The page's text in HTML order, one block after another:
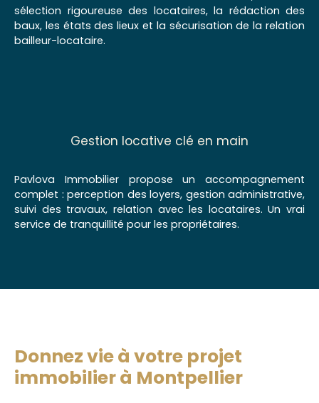
sélection rigoureuse des locataires, la rédaction des
baux, les états des lieux et la sécurisation de la relation
bailleur-locataire.
Gestion locative clé en main
Pavlova Immobilier propose un accompagnement
complet : perception des loyers, gestion administrative,
suivi des travaux, relation avec les locataires. Un vrai
service de tranquillité pour les propriétaires.
Donnez vie à votre projet
immobilier à Montpellier